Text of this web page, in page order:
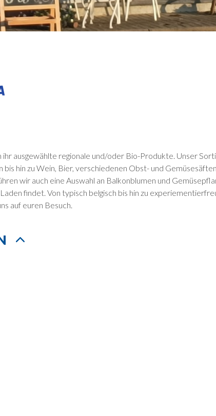
ausgewählte regionale und/oder Bio-Produkte. Unser
hin zu Wein, Bier, verschiedenen Obst- und
wir auch eine Auswahl an Balkonblumen und
findet. Von typisch belgisch bis hin zu
auf euren Besuch.